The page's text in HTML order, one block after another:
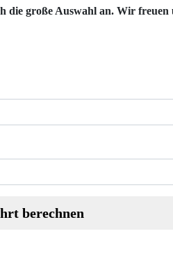
die große Auswahl an. Wir freuen
berechnen